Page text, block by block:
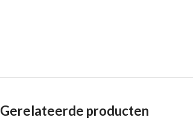
Gerelateerde producten